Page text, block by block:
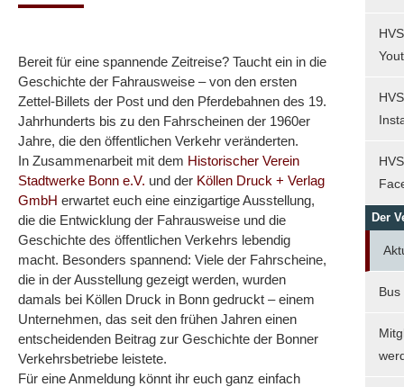
Bereit für eine spannende Zeitreise? Taucht ein in die
Geschichte der Fahrausweise – von den ersten
Zettel-Billets der Post und den Pferdebahnen des 19.
Jahrhunderts bis zu den Fahrscheinen der 1960er
Jahre, die den öffentlichen Verkehr veränderten.
In Zusammenarbeit mit dem Historischer Verein
Stadtwerke Bonn e.V. und der Köllen Druck + Verlag
GmbH erwartet euch eine einzigartige Ausstellung,
die die Entwicklung der Fahrausweise und die
Geschichte des öffentlichen Verkehrs lebendig
macht. Besonders spannend: Viele der Fahrscheine,
die in der Ausstellung gezeigt werden, wurden
damals bei Köllen Druck in Bonn gedruckt – einem
Unternehmen, das seit den frühen Jahren einen
entscheidenden Beitrag zur Geschichte der Bonner
Verkehrsbetriebe leistete.
Für eine Anmeldung könnt ihr euch ganz einfach
Der
Bus